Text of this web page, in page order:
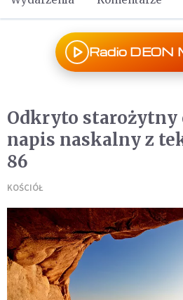
Radio DEON
Odkryto starożytny
napis naskalny z
86
KOŚCIÓŁ